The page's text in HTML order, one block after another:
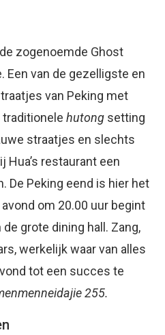
zogenoemde Ghost
Een van de gezelligste en
van Peking met
hutong setting
straatjes en slechts
Hua’s restaurant een
De Peking eend is hier het
om 20.00 uur begint
grote dining hall. Zang,
werkelijk waar van alles
tot een succes te
255.